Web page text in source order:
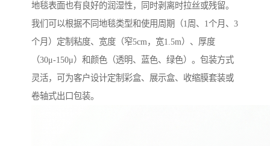
地毯表面也有良好的润湿性，同时剥离时拉丝或残留。
我们可以根据不同地毯类型和使用周期（1周、1个月、3
个月）定制粘度、宽度（窄5cm，宽1.5m）、厚度
（30μ-150μ）和颜色（透明、蓝色、绿色）。包装方式
灵活，可为客户设计定制彩盒、展示盒、收缩膜套装或
卷轴式出口包装。